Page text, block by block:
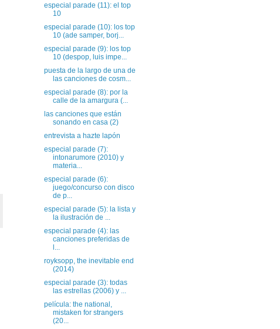
especial parade (11): el top
10
especial parade (10): los top
10 (ade samper, borj...
especial parade (9): los top
10 (despop, luis impe...
puesta de la largo de una de
las canciones de cosm...
especial parade (8): por la
calle de la amargura (...
las canciones que están
sonando en casa (2)
entrevista a hazte lapón
especial parade (7):
intonarumore (2010) y
materia...
especial parade (6):
juego/concurso con disco
de p...
especial parade (5): la lista y
la ilustración de ...
especial parade (4): las
canciones preferidas de
l...
royksopp, the inevitable end
(2014)
especial parade (3): todas
las estrellas (2006) y ...
película: the national,
mistaken for strangers
(20...